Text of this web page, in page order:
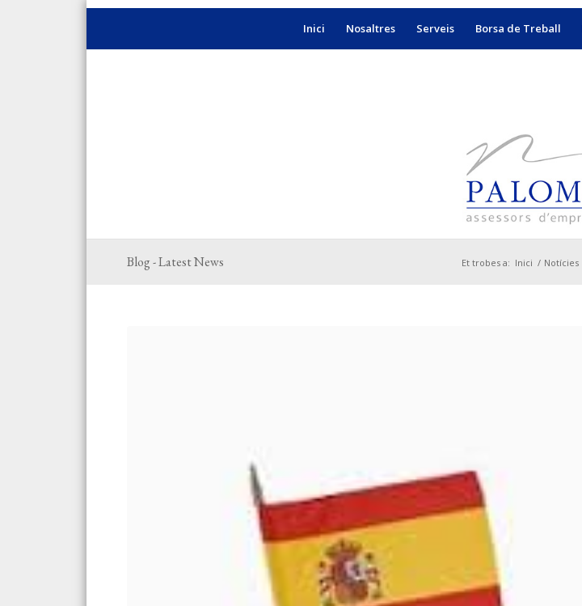
Inici Nosaltres Serveis Borsa de Treball
Blog - Latest News Et trobes a: Inici / Notícies